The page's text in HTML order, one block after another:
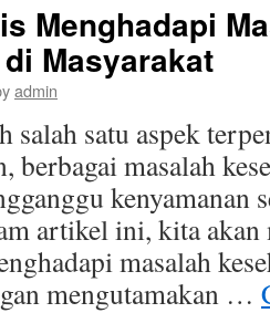
Panduan
Lengkap
untuk
Anda
Menghadapi
Masyarakat
admin
salah satu aspek
berbagai masalah
kenyamanan
artikel ini, kita akan
masalah
mengutamakan …